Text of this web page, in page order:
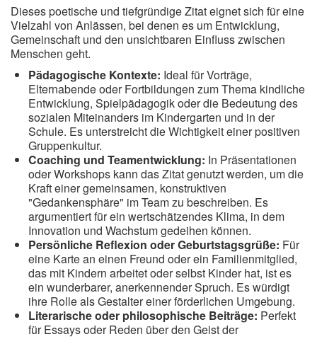
Dieses poetische und tiefgründige Zitat eignet sich für eine
Vielzahl von Anlässen, bei denen es um Entwicklung,
Gemeinschaft und den unsichtbaren Einfluss zwischen
Menschen geht.
Pädagogische Kontexte: Ideal für Vorträge,
Elternabende oder Fortbildungen zum Thema kindliche
Entwicklung, Spielpädagogik oder die Bedeutung des
sozialen Miteinanders im Kindergarten und in der
Schule. Es unterstreicht die Wichtigkeit einer positiven
Gruppenkultur.
Coaching und Teamentwicklung: In Präsentationen
oder Workshops kann das Zitat genutzt werden, um die
Kraft einer gemeinsamen, konstruktiven
"Gedankensphäre" im Team zu beschreiben. Es
argumentiert für ein wertschätzendes Klima, in dem
Innovation und Wachstum gedeihen können.
Persönliche Reflexion oder Geburtstagsgrüße: Für
eine Karte an einen Freund oder ein Familienmitglied,
das mit Kindern arbeitet oder selbst Kinder hat, ist es
ein wunderbarer, anerkennender Spruch. Es würdigt
ihre Rolle als Gestalter einer förderlichen Umgebung.
Literarische oder philosophische Beiträge: Perfekt
für Essays oder Reden über den Geist der